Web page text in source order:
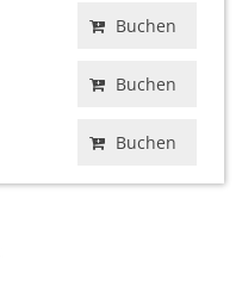
Buchen
Buchen
Buchen